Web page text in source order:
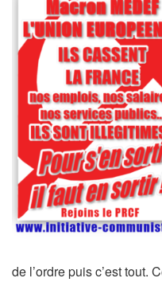
de l’ordre puis c’est tout.